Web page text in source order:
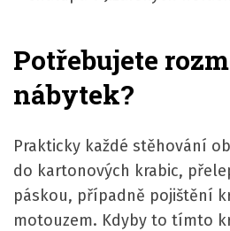
Potřebujete
nábytek?
Prakticky každé stěhování
do kartonových krabic,
páskou, případně pojištění
motouzem. Kdyby to tímto